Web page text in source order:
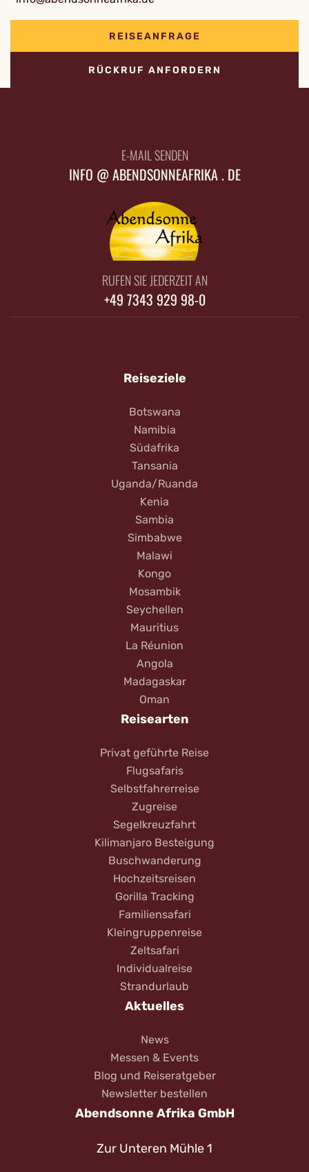
REISEANFRAGE
RÜCKRUF ANFORDERN
E-MAIL SENDEN
INFO @ ABENDSONNEAFRIKA . DE
RUFEN SIE JEDERZEIT AN
+49 7343 929 98-0
Reiseziele
Botswana
Namibia
Südafrika
Tansania
Uganda/Ruanda
Kenia
Sambia
Simbabwe
Malawi
Kongo
Mosambik
Seychellen
Mauritius
La Réunion
Angola
Madagaskar
Oman
Reisearten
Privat geführte Reise
Flugsafaris
Selbstfahrerreise
Zugreise
Segelkreuzfahrt
Kilimanjaro Besteigung
Buschwanderung
Hochzeitsreisen
Gorilla Tracking
Familiensafari
Kleingruppenreise
Zeltsafari
Individualreise
Strandurlaub
Aktuelles
News
Messen & Events
Blog und Reiseratgeber
Newsletter bestellen
Abendsonne Afrika GmbH
Zur Unteren Mühle 1